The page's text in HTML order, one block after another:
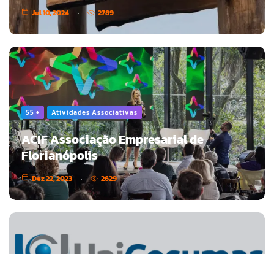
Jul 10, 2024 2789
55 + Atividades Associativas
ACIF Associação Empresarial de
Florianópolis
Dez 22, 2023 2629